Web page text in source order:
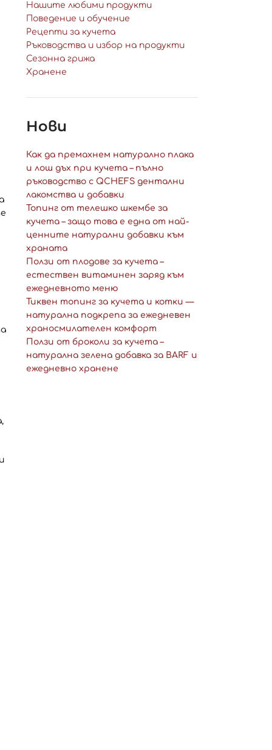
Нашите любими продукти
Поведение и обучение
Рецепти за кучета
Ръководства и избор на продукти
Сезонна грижа
Хранене
Нови
Как да премахнем натурално плака
и лош дъх при кучета – пълно
ръководство с QCHEFS дентални
лакомства и добавки
Топинг от телешко шкембе за
кучета – защо това е една от най-
ценните натурални добавки към
храната
Ползи от плодове за кучета –
естествен витаминен заряд към
ежедневното меню
Тиквен топинг за кучета и котки —
натурална подкрепа за ежедневен
храносмилателен комфорт
Ползи от броколи за кучета –
натурална зелена добавка за BARF и
ежедневно хранене